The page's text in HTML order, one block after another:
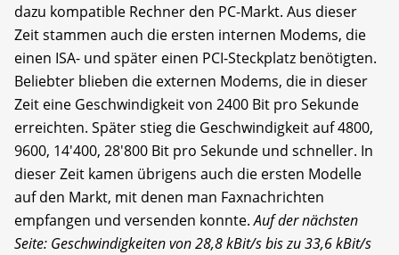
dazu kompatible Rechner den PC-Markt. Aus dieser
Zeit stammen auch die ersten internen Modems, die
einen ISA- und später einen PCI-Steckplatz benötigten.
Beliebter blieben die externen Modems, die in dieser
Zeit eine Geschwindigkeit von 2400 Bit pro Sekunde
erreichten. Später stieg die Geschwindigkeit auf 4800,
9600, 14'400, 28'800 Bit pro Sekunde und schneller. In
dieser Zeit kamen übrigens auch die ersten Modelle
auf den Markt, mit denen man Faxnachrichten
empfangen und versenden konnte.Auf der nächsten
Seite: Geschwindigkeiten von 28,8 kBit/s bis zu 33,6 kBit/s